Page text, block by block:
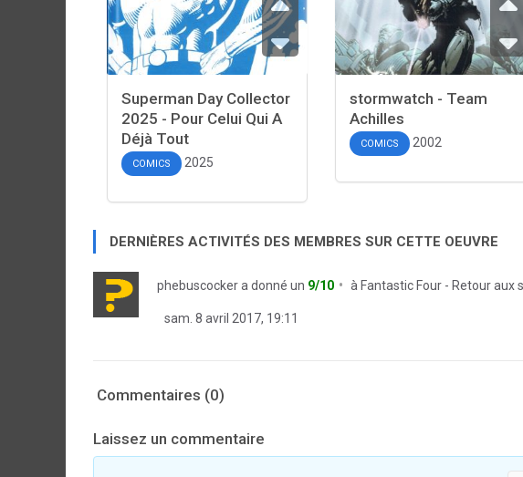
Superman Day Collector
2025 - Pour Celui Qui A
Déjà Tout
COMICS 2025
stormwatch - Team
Achilles
COMICS 2002
DERNIÈRES ACTIVITÉS DES MEMBRES SUR CETTE OEUVRE
phebuscockera donné un 9/10 à Fantastic Four - Retour aux
sam. 8 avril 2017, 19:11
Commentaires (0)
Laissez un commentaire